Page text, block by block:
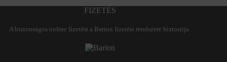
FIZETÉS
A biztonságos online fizetést a Barion fizetési rendszere biztosítja.